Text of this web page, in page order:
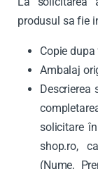
produsul sa fie
Copie
Ambalaj
solicitare
shop.ro,
(Nume,